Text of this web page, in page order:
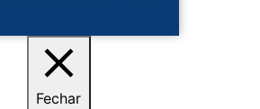
Fechar